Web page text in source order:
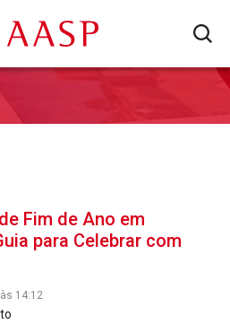
Fim de Ano em
para Celebrar com
14:12